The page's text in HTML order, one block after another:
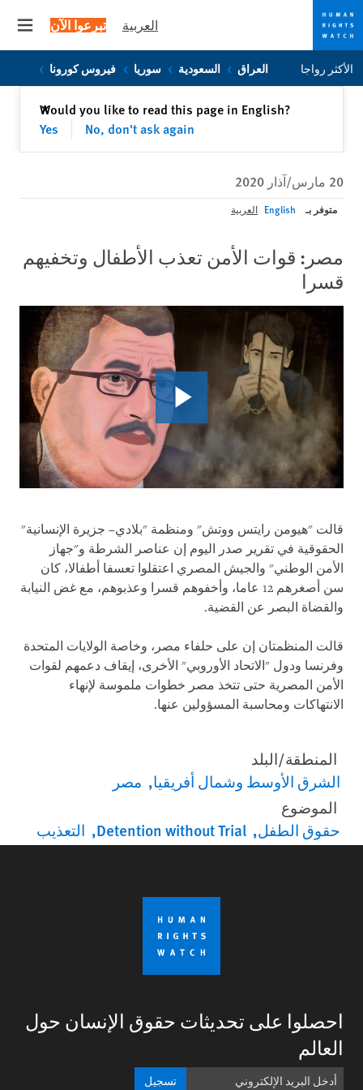
Skip
to
Skip
to
العربية تبرعوا الآن
الأكثر رواجا العراق السعودية سوريا فيروس كورونا
Would you like to read this page in English?
Yes
No, don't ask again
✕إغلاق
20 مارس/آذار 2020
متوفر بـ English العربية
مصر: قوات الأمن تعذب الأطفال وتخفيهم
قسرا
قالت "هيومن رايتس ووتش" ومنظمة "بلادي– جزيرة الإنسانية"
الحقوقية في تقرير صدر اليوم إن عناصر الشرطة و"جهاز
الأمن الوطني" والجيش المصري اعتقلوا تعسفا أطفالا، كان
سن أصغرهم 12 عاما، وأخفوهم قسرا وعذبوهم، مع غض النيابة
والقضاة البصر عن القضية.
قالت المنظمتان إن على حلفاء مصر، وخاصة الولايات المتحدة
وفرنسا ودول "الاتحاد الأوروبي" الأخرى، إيقاف دعمهم لقوات
الأمن المصرية حتى تتخذ مصر خطوات ملموسة لإنهاء
الانتهاكات ومحاسبة المسؤولين عنها.
المنطقة/البلد
الشرق الأوسط وشمال أفريقيا مصر
الموضوع
حقوق الطفل Detention without Trial التعذيب
احصلوا على تحديثات حقوق الإنسان حول
العالم
تسجيل